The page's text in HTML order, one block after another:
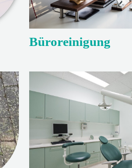
Büroreinigung